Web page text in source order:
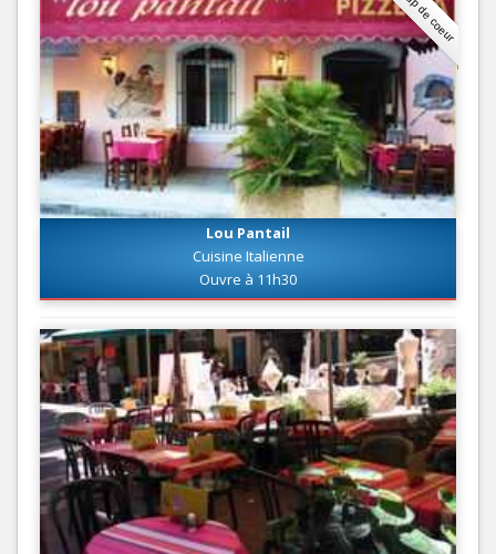
Coup de coeur
Lou Pantail
Cuisine Italienne
Ouvre à 11h30